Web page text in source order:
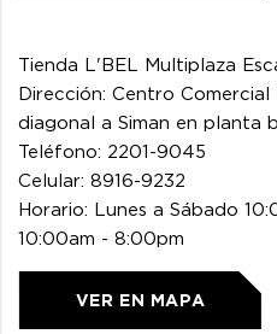
Tienda L'BEL Multiplaza
Dirección: Centro
diagonal a Siman en planta
Teléfono: 2201-9045
Celular: 8916-9232
Horario: Lunes a Sábado
10:00am - 8:00pm
VER EN MAPA